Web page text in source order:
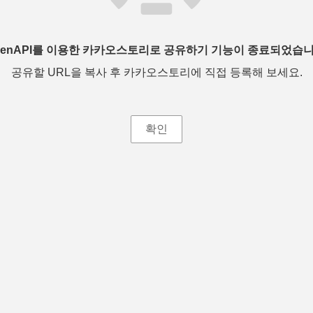
를 이용한 카카오스토리로 공유하기 기능이 종료되었습
공유할 URL을 복사 후 카카오스토리에 직접 등록해 보세요.
확인